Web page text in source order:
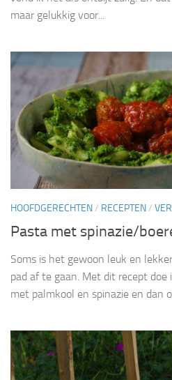
maar gelukkig voor...
HOOFDGERECHTEN/ RECEPTEN/
Pasta met spinazie/
Soms is het gewoon leuk en
pad af te gaan. Met dit recept
met palmkool en spinazie en dan